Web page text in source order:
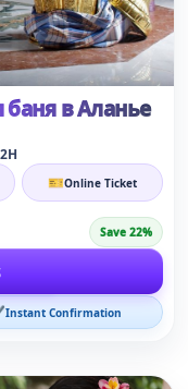
в Аланье
2H
🎫Online Ticket
Save 22%
Instant Confirmation